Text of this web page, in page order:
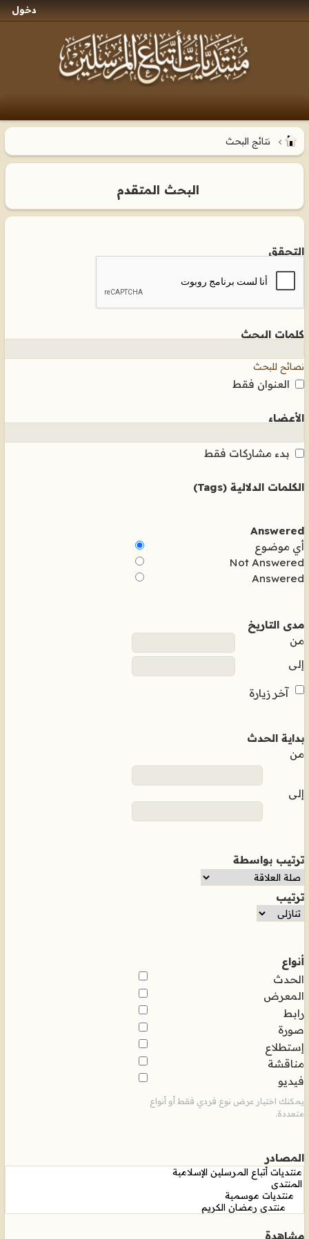
دخول
نتائج البحث
البحث المتقدم
التحقق
كلمات البحث
نصائح للبحث
العنوان فقط
الأعضاء
بدء مشاركات فقط
الكلمات الدلالية (Tags)
Answered
أي موضوع
Not Answered
Answered
مدى التاريخ
من
إلى
آخر زيارة
بداية الحدث
من
إلى
ترتيب بواسطة
ترتيب
أنواع
الحدث
المعرض
رابط
صورة
إستطلاع
مناقشة
فيديو
يمكنك اختيار عرض نوع فردي فقط أو أنواع
متعددة.
المصادر
مشاهدة